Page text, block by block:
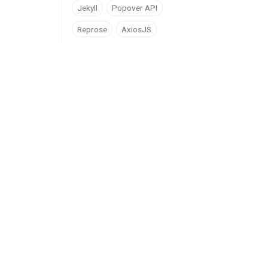
Jekyll Popover API
Reprose AxiosJS